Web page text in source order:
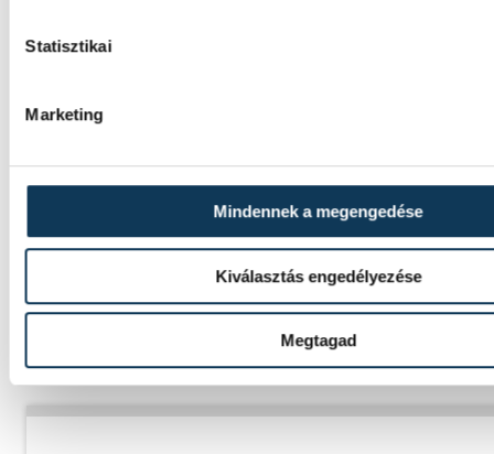
Statisztikai
Marketing
Mindennek a megengedése
Kiválasztás engedélyezése
Megtagad
SOROZAT
FÉRFI FUTSAL NB I, A 3.
DEAC
VEHÍR VESZPRÉM
IDŐPONT
2026. JÚNIUS 8. 18:00
DESOK CSARNOK - DEBRECENI
SPORTARÉNA
EREDMÉNY
1-3